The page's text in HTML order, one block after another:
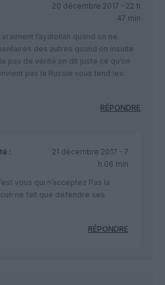
20 décembre 2017 - 22 h
47 min
l’ayatollah quand on ne
des autres quand on insulte
pas de vérité on dit juste ce qu’on
pas la Russie vous tend les
RÉPONDRE
:
21 décembre 2017 - 7
h 06 min
vous qui n’acceptez Pas la
ne fait que défendre ses
RÉPONDRE